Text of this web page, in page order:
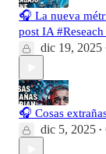
🎧 La nueva
post IA
dic 19, 2025
🎧 Cosas
dic 5, 2025 •